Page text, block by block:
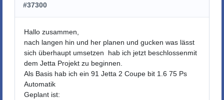
#37300
Hallo zusammen,
nach langen hin und her planen und gucken was lässt
sich überhaupt umsetzen hab ich jetzt beschlossenmit
dem Jetta Projekt zu beginnen.
Als Basis hab ich ein 91 Jetta 2 Coupe bit 1.6 75 Ps
Automatik
Geplant ist: